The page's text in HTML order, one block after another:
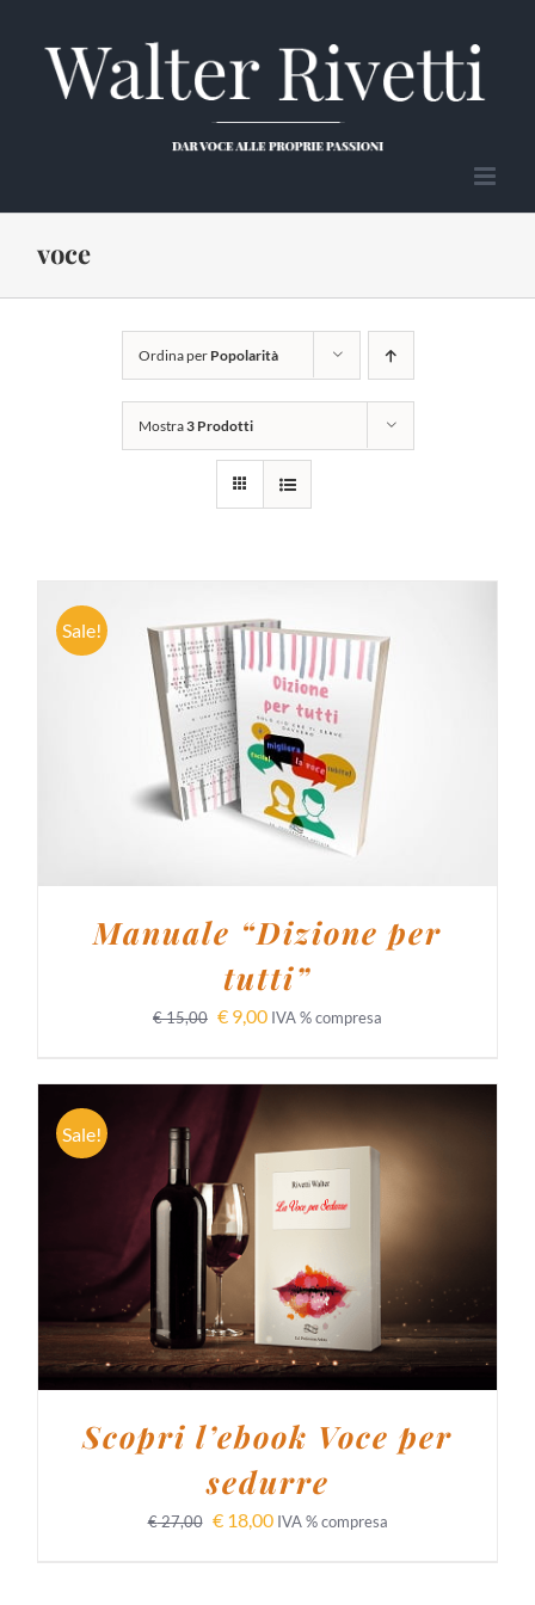
contenuto
voce
Ordina per Popolarità
Mostra3 Prodotti
Sale!
AGGIUNGI AL CARRELLO / DETTAGLI
Manuale “Dizione per
tutti”
€15,00 € 9,00 IVA % compresa
Sale!
AGGIUNGI AL CARRELLO DETTAGLI
Scopri l’ebook Voce per
sedurre
€27,00 €18,00 IVA % compresa